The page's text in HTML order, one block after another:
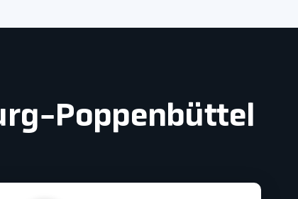
Poppenbüttel